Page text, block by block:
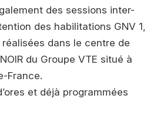
des sessions inter-
des habilitations GNV 1,
dans le centre de
du Groupe VTE situé à
France.
et déjà programmées